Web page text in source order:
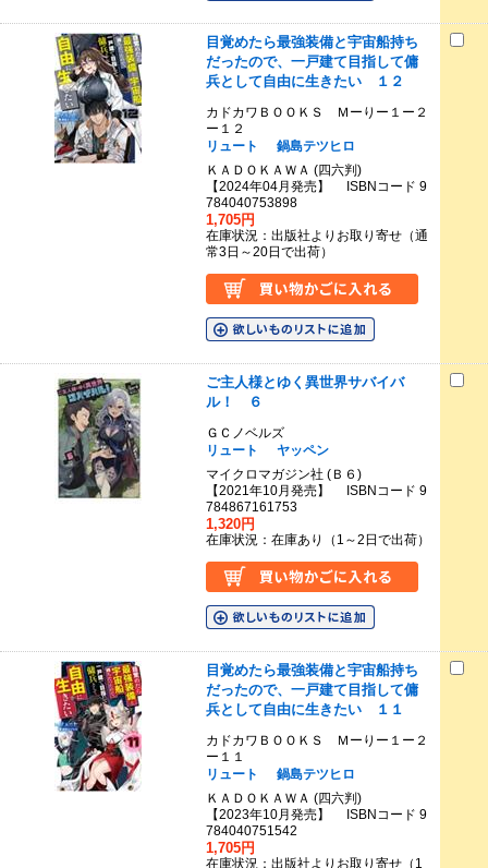
目覚めたら最強装備と宇宙船持ち
だったので、一戸建て目指して傭
兵として自由に生きたい １２
カドカワＢＯＯＫＳ Ｍーりー１ー２
ー１２
リュート
鍋島テツヒロ
ＫＡＤＯＫＡＷＡ (四六判)
【2024年04月発売】 ISBNコード 9
784040753898
1,705円
在庫状況：出版社よりお取り寄せ（通
常3日～20日で出荷）
ご主人様とゆく異世界サバイバ
ル！ ６
ＧＣノベルズ
リュート
ヤッペン
マイクロマガジン社 (Ｂ６)
【2021年10月発売】 ISBNコード 9
784867161753
1,320円
在庫状況：在庫あり（1～2日で出荷）
目覚めたら最強装備と宇宙船持ち
だったので、一戸建て目指して傭
兵として自由に生きたい １１
カドカワＢＯＯＫＳ Ｍーりー１ー２
ー１１
リュート
鍋島テツヒロ
ＫＡＤＯＫＡＷＡ (四六判)
【2023年10月発売】 ISBNコード 9
784040751542
1,705円
在庫状況：出版社よりお取り寄せ（1